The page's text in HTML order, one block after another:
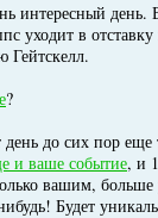
интересный
уходит в
Гейтскелл.
?
до сих пор
и ваше событие, и
вашим,
Будет